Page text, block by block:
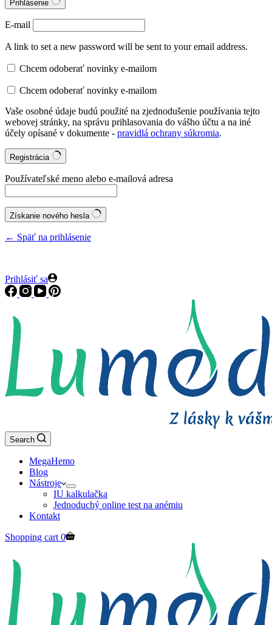
Prihlásenie
E-mail
A link to set a new password will be sent to your email address.
Chcem odoberať novinky e-mailom
Chcem odoberať novinky e-mailom
Vaše osobné údaje budú použité na zjednodušenie používania tejto
webovej stránky, na správu prihlasovania do vášho účtu a na iné
účely opísané v dokumente - pravidlá ochrany súkromia.
Registrácia
Používateľské meno alebo e-mailová adresa
Získanie nového hesla
← Späť na prihlásenie
Prihlásiť sa
Search
MegaHemo
Blog
Nástroje
IU kalkulačka
Jednoduchý online test na anémiu
Kontakt
Shopping cart 0